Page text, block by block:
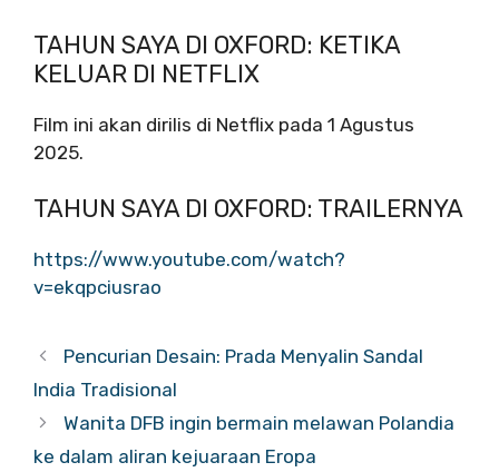
TAHUN SAYA DI OXFORD: KETIKA
KELUAR DI NETFLIX
Film ini akan dirilis di Netflix pada 1 Agustus
2025.
TAHUN SAYA DI OXFORD: TRAILERNYA
https://www.youtube.com/watch?
v=ekqpciusrao
Pencurian Desain: Prada Menyalin Sandal
India Tradisional
Wanita DFB ingin bermain melawan Polandia
ke dalam aliran kejuaraan Eropa